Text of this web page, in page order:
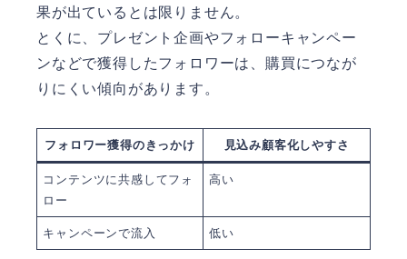
果が出ているとは限りません。
とくに、プレゼント企画やフォローキャンペー
ンなどで獲得したフォロワーは、購買につなが
りにくい傾向があります。
フォロワー獲得のきっかけ 見込み顧客化しやすさ
コンテンツに共感してフォ
ロー
高い
キャンペーンで流入 低い